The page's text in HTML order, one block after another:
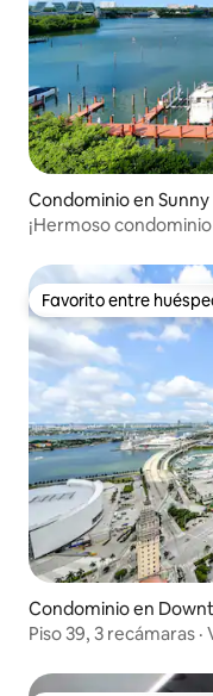
Condominio en Sunny
¡Hermoso
Favorito entre
Favorito entre
Condominio en
Piso 39, 3 recámaras ·